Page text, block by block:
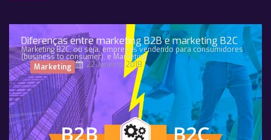
Diferenças entre marketing B2B e marketing B2C
Marketing B2C, ou seja, empresas vendendo para consumidores
(business to consumer), e Marketing
Marketing
22 Janeiro, 2018